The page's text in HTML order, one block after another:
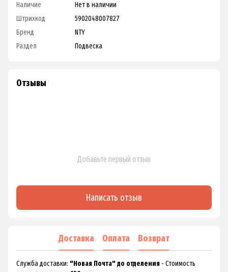
Наличие
Нет в наличии
Штрихкод
5902048007827
Бренд
NTY
Раздел
Подвеска
Отзывы
Добавьте первый отзыв
Написать отзыв
Доставка Оплата Возврат
Служба доставки: "Новая Почта" до отделения - Стоимость